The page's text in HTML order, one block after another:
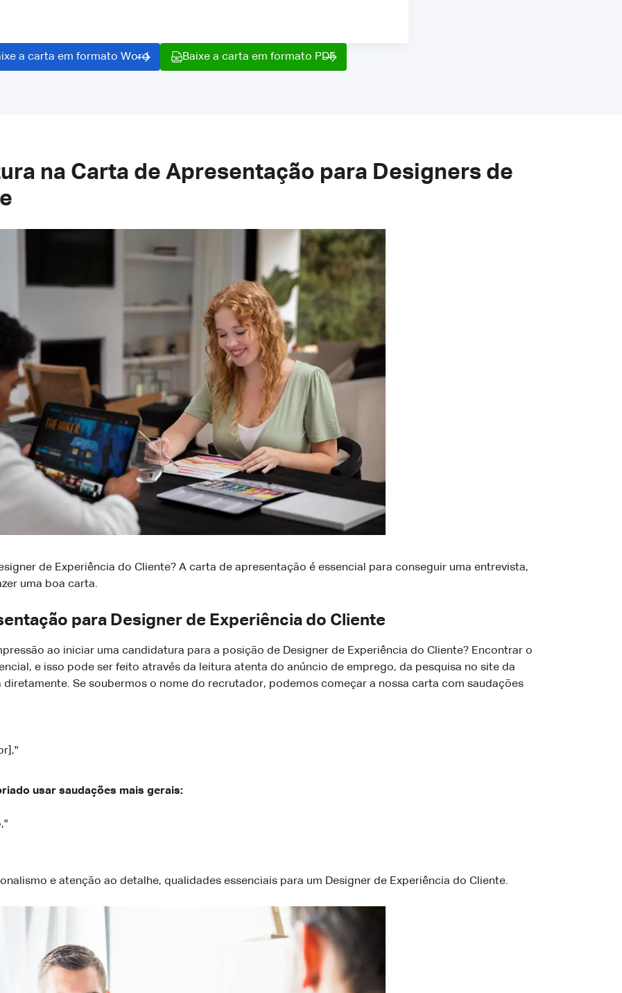
a carta em formato Word Baixe a carta em formato PDF
na Carta de Apresentação para Designers de
de Experiência do Cliente? A carta de apresentação é essencial para conseguir uma entrevista,
uma boa carta.
para Designer de Experiência do Cliente
ao iniciar uma candidatura para a posição de Designer de Experiência do Cliente? Encontrar o
e isso pode ser feito através da leitura atenta do anúncio de emprego, da pesquisa no site da
Se soubermos o nome do recrutador, podemos começar a nossa carta com saudações
usar saudações mais gerais:
e atenção ao detalhe, qualidades essenciais para um Designer de Experiência do Cliente.